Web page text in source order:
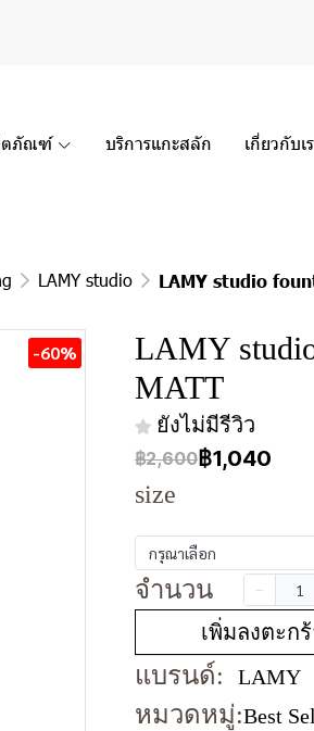
ตภัณฑ์ บริการแกะสลัก เกี่ยวกับเ
LAMY studio LAMY studio
-60%
LAMY
MATT
ยังไม่มีรีวิว
฿2,600฿1,040
size
กรุณาเลือก
จำนวน
เพิ่มลงตะก
แบรนด์: LAMY
หมวดหมู่:Best